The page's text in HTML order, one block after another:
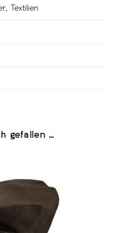
, Textilien
gefallen …